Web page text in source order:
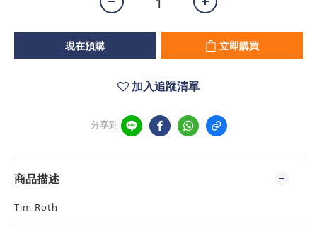
現在預購 立即購買
加入追蹤清單
分享到
商品描述
Tim Roth